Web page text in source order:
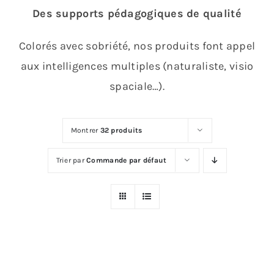
Des supports pédagogiques de qualité
Colorés avec sobriété, nos produits font appel
aux intelligences multiples (naturaliste, visio
spaciale…).
Montrer 32 produits
Trier parCommande par défaut